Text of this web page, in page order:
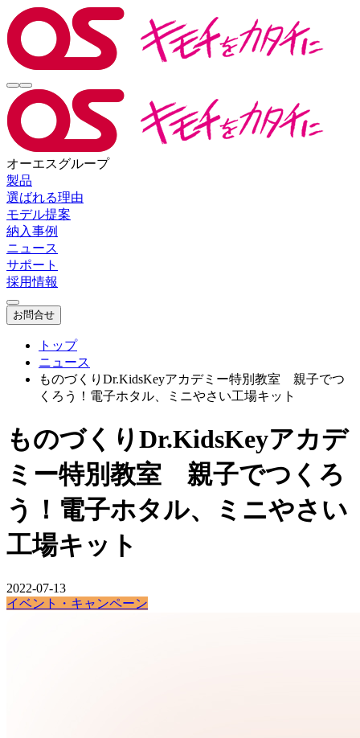
オーエスグループ
製品
選ばれる理由
モデル提案
納入事例
ニュース
サポート
採用情報
お問合せ
トップ
ニュース
ものづくりDr.KidsKeyアカデミー特別教室 親子でつ
くろう！電子ホタル、ミニやさい工場キット
ものづくりDr.KidsKeyアカデ
ミー特別教室 親子でつくろ
う！電子ホタル、ミニやさい
工場キット
2022-07-13
イベント・キャンペーン